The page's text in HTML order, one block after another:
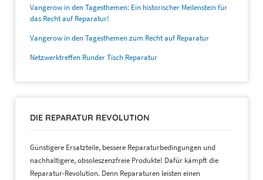
Vangerow in den Tagesthemen: Ein historischer Meilenstein für
das Recht auf Reparatur!
Vangerow in den Tagesthemen zum Recht auf Reparatur
Netzwerktreffen Runder Tisch Reparatur
DIE REPARATUR REVOLUTION
Günstigere Ersatzteile, bessere Reparaturbedingungen und
nachhaltigere, obsoleszenzfreie Produkte! Dafür kämpft die
Reparatur-Revolution. Denn Reparaturen leisten einen